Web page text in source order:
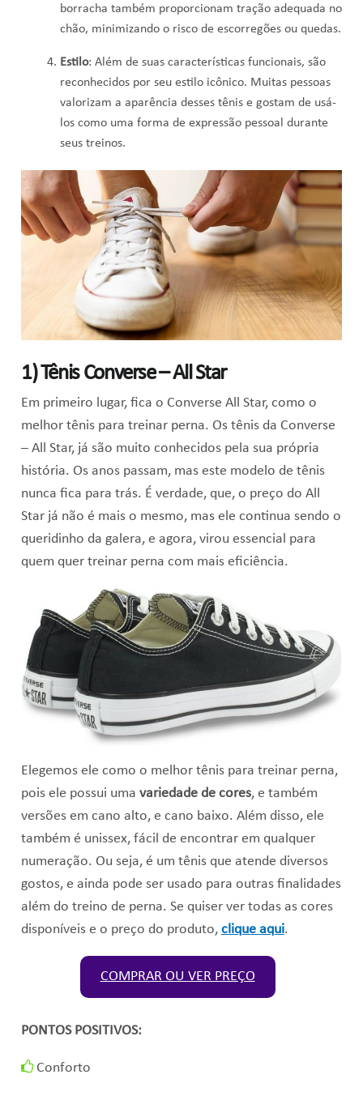
borracha também proporcionam tração adequada no
chão, minimizando o risco de escorregões ou quedas.
Estilo: Além de suas características funcionais, são
reconhecidos por seu estilo icônico. Muitas pessoas
valorizam a aparência desses tênis e gostam de usá-
los como uma forma de expressão pessoal durante
seus treinos.
1) Tênis Converse – All Star
Em primeiro lugar, fica o Converse All Star, como o
melhor tênis para treinar perna. Os tênis da Converse
– All Star, já são muito conhecidos pela sua própria
história. Os anos passam, mas este modelo de tênis
nunca fica para trás. É verdade, que, o preço do All
Star já não é mais o mesmo, mas ele continua sendo o
queridinho da galera, e agora, virou essencial para
quem quer treinar perna com mais eficiência.
Elegemos ele como o melhor tênis para treinar perna,
pois ele possui uma variedade de cores, e também
versões em cano alto, e cano baixo. Além disso, ele
também é unissex, fácil de encontrar em qualquer
numeração. Ou seja, é um tênis que atende diversos
gostos, e ainda pode ser usado para outras finalidades
além do treino de perna. Se quiser ver todas as cores
disponíveis e o preço do produto, clique aqui.
COMPRAR OU VER PREÇO
PONTOS POSITIVOS:
Conforto